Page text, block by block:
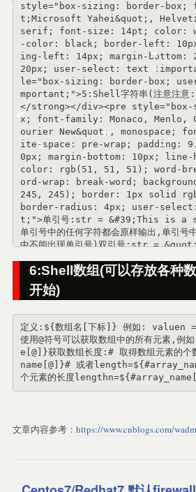
style="box-sizing: border-box;
t;Microsoft Yahei&quot;,
serif; font-size: 14pt; color:
-color: black; border-left:
ing-left: 14px; margin-bottom:
20px; user-select: text
le="box-sizing: border-box;
mportant;">5:Shell字符串(注意注意:
</strong></div><pre
x; font-family: Monaco, Menlo,
ourier New&quot;, monospace;
ite-space: pre-wrap; padding:
0px; margin-bottom: 10px; line-
color: rgb(51, 51, 51); word-
ord-wrap: break-word;
245, 245); border: 1px solid
border-radius: 4px; user-
t;">单引号:str = &#39;This is a
单引号中的任何字符都会原样输出,单引号
中不能出现单引号)双引号:str =
变量;双引号内可以有转义字符)字符串
x"greeting="hello,
ting_1=&quot;hello,
ring} #输出 4提取字符串
eat company&quot;echo
串的下标是从0开始的查找子字符串(下
libaba is a great company"echo
ring&quot; is 例如：#!/bin/
ho ${your_name}str=&#39;This
符串 : \&quot;
o &quot;提取字符串 :
6:Shell数组(可以存放各种
开始)
定义:${数组名[下标]} 例如: valuen
使用@符号可以获取数组中的所有元素,
e[@]}获取数组长度:# 取得数组元素的
name[@]}# 或者
个元素的长度
文章内容参考： https://www.cnblogs.com/